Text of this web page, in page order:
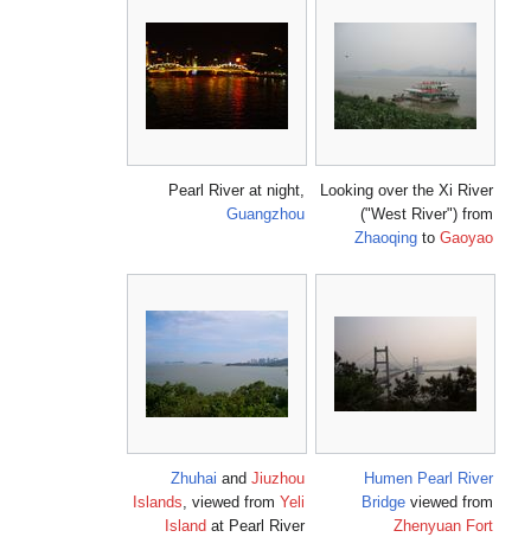
Looking over the Xi River
("West River") from
Zhaoqing to Gaoyao
Pearl River at night,
Guangzhou
Humen Pearl River
Bridge viewed from
Zhenyuan Fort
Zhuhai and Jiuzhou
Islands, viewed from Yeli
Island at Pearl River